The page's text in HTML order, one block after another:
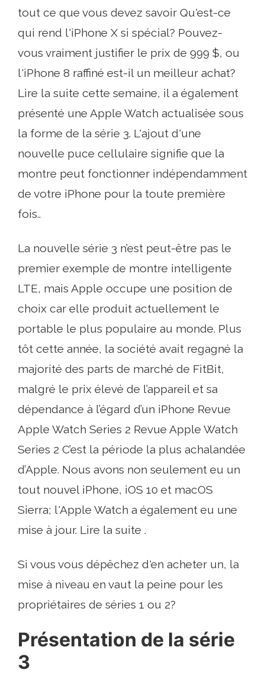
tout ce que vous devez savoir Qu'est-ce
qui rend l'iPhone X si spécial? Pouvez-
vous vraiment justifier le prix de 999 $, ou
l'iPhone 8 raffiné est-il un meilleur achat?
Lire la suite cette semaine, il a également
présenté une Apple Watch actualisée sous
la forme de la série 3. L'ajout d'une
nouvelle puce cellulaire signifie que la
montre peut fonctionner indépendamment
de votre iPhone pour la toute première
fois..
La nouvelle série 3 n’est peut-être pas le
premier exemple de montre intelligente
LTE, mais Apple occupe une position de
choix car elle produit actuellement le
portable le plus populaire au monde. Plus
tôt cette année, la société avait regagné la
majorité des parts de marché de FitBit,
malgré le prix élevé de l’appareil et sa
dépendance à l’égard d’un iPhone Revue
Apple Watch Series 2 Revue Apple Watch
Series 2 C’est la période la plus achalandée
d’Apple. Nous avons non seulement eu un
tout nouvel iPhone, iOS 10 et macOS
Sierra; l'Apple Watch a également eu une
mise à jour. Lire la suite .
Si vous vous dépêchez d'en acheter un, la
mise à niveau en vaut la peine pour les
propriétaires de séries 1 ou 2?
Présentation de la série
3